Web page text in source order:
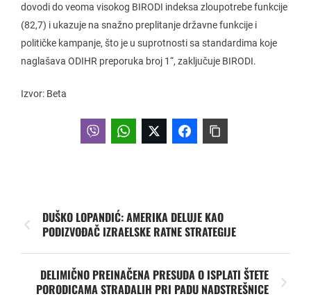
dovodi do veoma visokog BIRODI indeksa zloupotrebe funkcije
(82,7) i ukazuje na snažno preplitanje državne funkcije i
političke kampanje, što je u suprotnosti sa standardima koje
naglašava ODIHR preporuka broj 1“, zaključuje BIRODI.
Izvor: Beta
DUŠKO LOPANDIĆ: AMERIKA DELUJE KAO
PODIZVOĐAČ IZRAELSKE RATNE STRATEGIJE
DELIMIČNO PREINAČENA PRESUDA O ISPLATI ŠTETE
PORODICAMA STRADALIH PRI PADU NADSTREŠNICE